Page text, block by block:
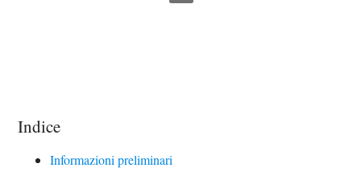
Indice
Informazioni preliminari